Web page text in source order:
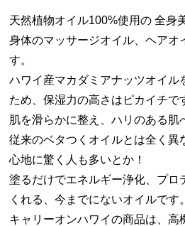
天然植物オイル100%使用の 全身
身体のマッサージオイル、ヘアオ
す。
ハワイ産マカダミアナッツオイル
ため、保湿力の高さはピカイチで
肌を滑らかに整え、ハリのある肌
従来のベタつくオイルとは全く異
心地に驚く人も多いとか！
塗るだけでエネルギー浄化、プロ
くれる、今までにないオイルです。
キャリーオンハワイの商品は、高